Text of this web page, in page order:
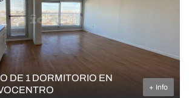
DE 1 DORMITORIO EN
+ Info